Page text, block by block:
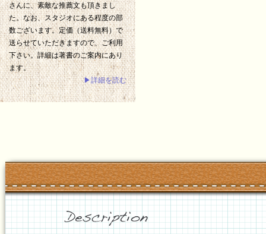
さんに、素敵な推薦文も頂きまし
た。なお、スタジオにある程度の部
数ございます。定価（送料無料）で
送らせていただきますので、ご利用
下さい。詳細は著書のご案内にあり
ます。
▶詳細を読む